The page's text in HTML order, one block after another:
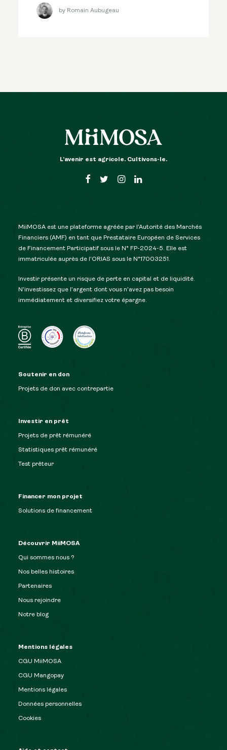
by Romain Aubugeau
L’avenir est agricole. Cultivons-le.
MiiMOSA est une plateforme agréée par l’Autorité des Marchés
Financiers (AMF) en tant que Prestataire Européen de Services
de Financement Participatif sous le N° FP-2024-5. Elle est
immatriculée auprès de l’ORIAS sous le N°17003251.
Investir présente un risque de perte en capital et de liquidité.
N’investissez que l’argent dont vous n’avez pas besoin
immédiatement et diversifiez votre épargne.
Soutenir en don
Projets de don avec contrepartie
Investir en prêt
Projets de prêt rémunéré
Statistiques prêt rémunéré
Test prêteur
Financer mon projet
Solutions de financement
Découvrir MiiMOSA
Qui sommes nous ?
Nos belles histoires
Partenaires
Nous rejoindre
Notre blog
Mentions légales
CGU MiiMOSA
CGU Mangopay
Mentions légales
Données personnelles
Cookies